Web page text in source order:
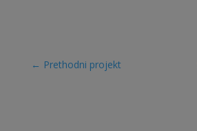
← Prethodni projekt